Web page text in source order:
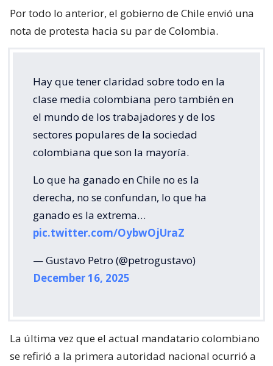
Por todo lo anterior, el gobierno de Chile envió una
nota de protesta hacia su par de Colombia.
Hay que tener claridad sobre todo en la
clase media colombiana pero también en
el mundo de los trabajadores y de los
sectores populares de la sociedad
colombiana que son la mayoría.
Lo que ha ganado en Chile no es la
derecha, no se confundan, lo que ha
ganado es la extrema…
pic.twitter.com/OybwOjUraZ
— Gustavo Petro (@petrogustavo)
December 16, 2025
La última vez que el actual mandatario colombiano
se refirió a la primera autoridad nacional ocurrió a